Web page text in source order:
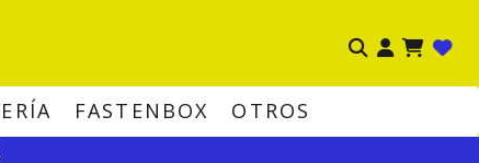
FASTENBOX OTROS